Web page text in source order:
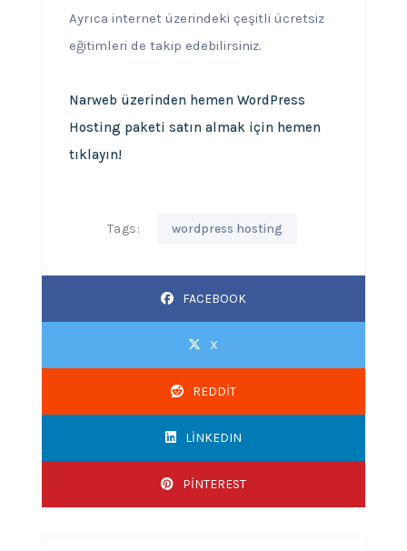
Ayrıca internet üzerindeki çeşitli ücretsiz
eğitimleri de takip edebilirsiniz.
Narweb üzerinden hemen WordPress
Hosting paketi satın almak için hemen
tıklayın!
Tags: wordpress hosting
FACEBOOK
X
REDDIT
LINKEDIN
PINTEREST